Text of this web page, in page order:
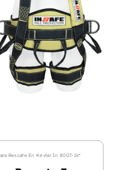
Rescate En Kevlar In 8007-1k*